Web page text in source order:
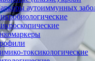
аутоиммунных
токсикологические